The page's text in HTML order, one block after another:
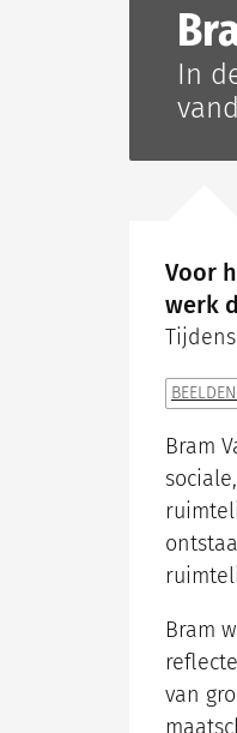
In
van
Voor
werk
Bram
Bram
van